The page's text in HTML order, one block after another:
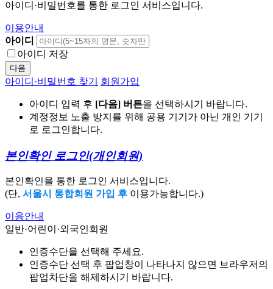
아이디·비밀번호를 통한 로그인 서비스입니다.
이용안내
아이디
아이디 저장
다음
아이디·비밀번호 찾기 회원가입
아이디 입력 후 [다음] 버튼을 선택하시기 바랍니다.
계정정보 노출 방지를 위해 공용 기기가 아닌 개인 기기
로 로그인합니다.
본인확인 로그인(개인회원)
본인확인을 통한 로그인 서비스입니다.
(단, 서울시 통합회원 가입 후 이용가능합니다.)
이용안내
일반·어린이·외국인회원
인증수단을 선택해 주세요.
인증수단 선택 후 팝업창이 나타나지 않으면 브라우저의
팝업차단을 해제하시기 바랍니다.